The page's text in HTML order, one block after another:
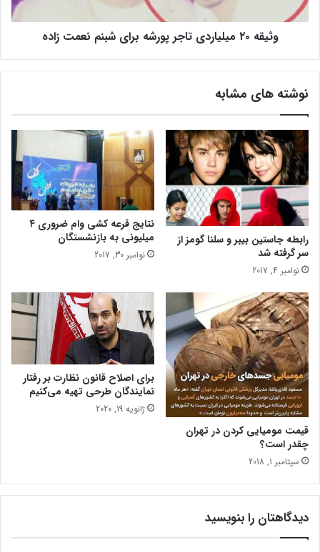
ز
ی
a
s
م
ی
د
ی
ا
ج
ر
پ
و
ر
ش
ه
ب
ر
ا
ی
ش
ب
ن
م
ن
ت
ز
ا
ه
وثیقه ۲۰ میلیاردی تاجر پورشه برای شبنم نعمت زاده
نوشته های مشابه
رابطه جاستین بیبر و سلنا گومز از
سر گرفته شد
نوامبر 4, 2017
نتایج قرعه کشی وام ضروری ۴
میلیونی به بازنشستگان
نوامبر 30, 2017
قیمت مومیایی کردن در تهران
چقدر است؟
سپتامبر 1, 2018
برای اصلاح قانون نظارت بر رفتار
نمایندگان طرحی تهیه می‌کنیم
ژانویه 19, 2020
دیدگاهتان را بنویسید